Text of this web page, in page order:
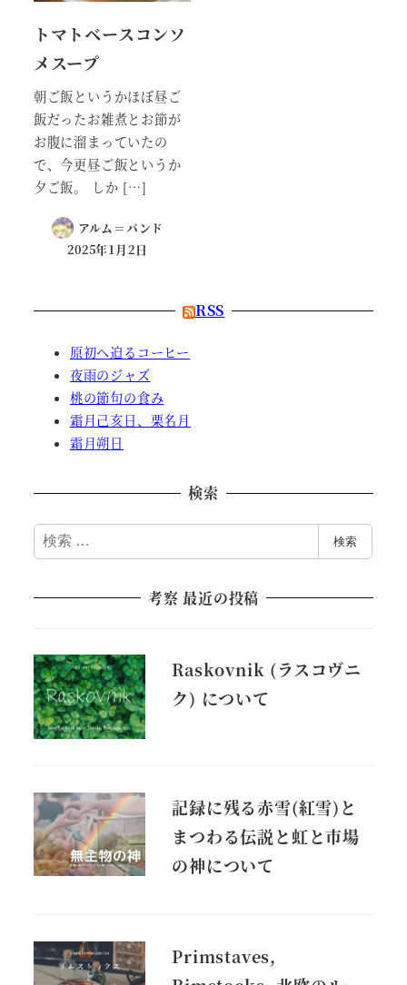
トマトベースコンソ
メスープ
朝ご飯というかほぼ昼ご
飯だったお雑煮とお節が
お腹に溜まっていたの
で、今更昼ご飯というか
夕ご飯。 しか […]
アルム＝バンド
2025年1月2日
RSS
原初へ迫るコーヒー
夜雨のジャズ
桃の節句の食み
霜月己亥日、栗名月
霜月朔日
検索
検
索
検索
考察 最近の投稿
Raskovnik (ラスコヴニ
ク) について
記録に残る赤雪(紅雪)と
まつわる伝説と虹と市場
の神について
Primstaves,